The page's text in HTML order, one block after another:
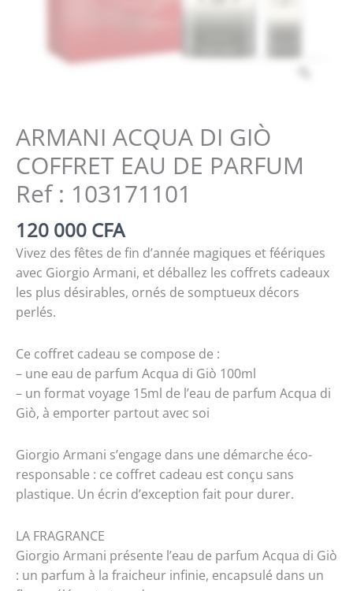
ARMANI ACQUA DI GIÒ
COFFRET EAU DE PARFUM
Ref : 103171101
120 000 CFA
Vivez des fêtes de fin d’année magiques et féériques
avec Giorgio Armani, et déballez les coffrets cadeaux
les plus désirables, ornés de somptueux décors
perlés.
Ce coffret cadeau se compose de :
– une eau de parfum Acqua di Giò 100ml
– un format voyage 15ml de l’eau de parfum Acqua di
Giò, à emporter partout avec soi
Giorgio Armani s’engage dans une démarche éco-
responsable : ce coffret cadeau est conçu sans
plastique. Un écrin d’exception fait pour durer.
LA FRAGRANCE
Giorgio Armani présente l’eau de parfum Acqua di Giò
: un parfum à la fraicheur infinie, encapsulé dans un